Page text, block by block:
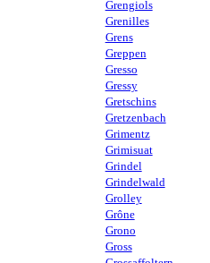
Grengiols
Grenilles
Grens
Greppen
Gresso
Gressy
Gretschins
Gretzenbach
Grimentz
Grimisuat
Grindel
Grindelwald
Grolley
Grône
Grono
Gross